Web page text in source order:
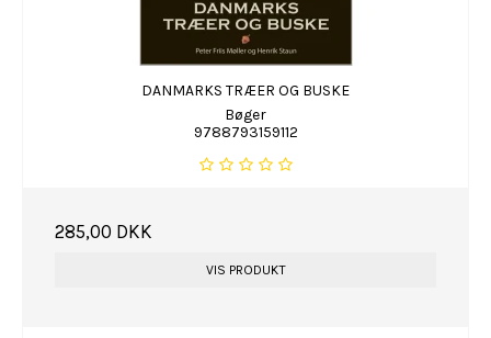
DANMARKS TRÆER OG BUSKE
Bøger
9788793159112
285,00 DKK
VIS PRODUKT